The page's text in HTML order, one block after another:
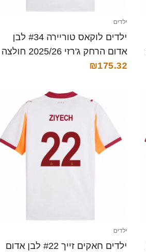
ילדים
ילדים לוקאס טוריירה #34 לבן
אדום הרחק ג'רזי 2025/26 חולצה
קצרה
₪175.32
ילדים
ילדים חאקים זייך #22 לבן אדום